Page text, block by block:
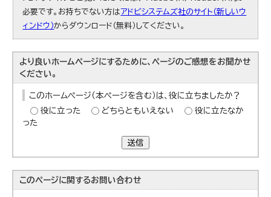
必要です。お持ちでない方は アドビシステムズ社のサイト（新しいウ
ィンドウ）からダウンロード（無料）してください。
より良いホームページにするために、ページのご感想をお聞かせ
ください。
このホームページ（本ページを含む）は、役に立ちましたか？
役に立った
どちらともいえない
役に立たなか
った
送信
このページに関するお問い合わせ